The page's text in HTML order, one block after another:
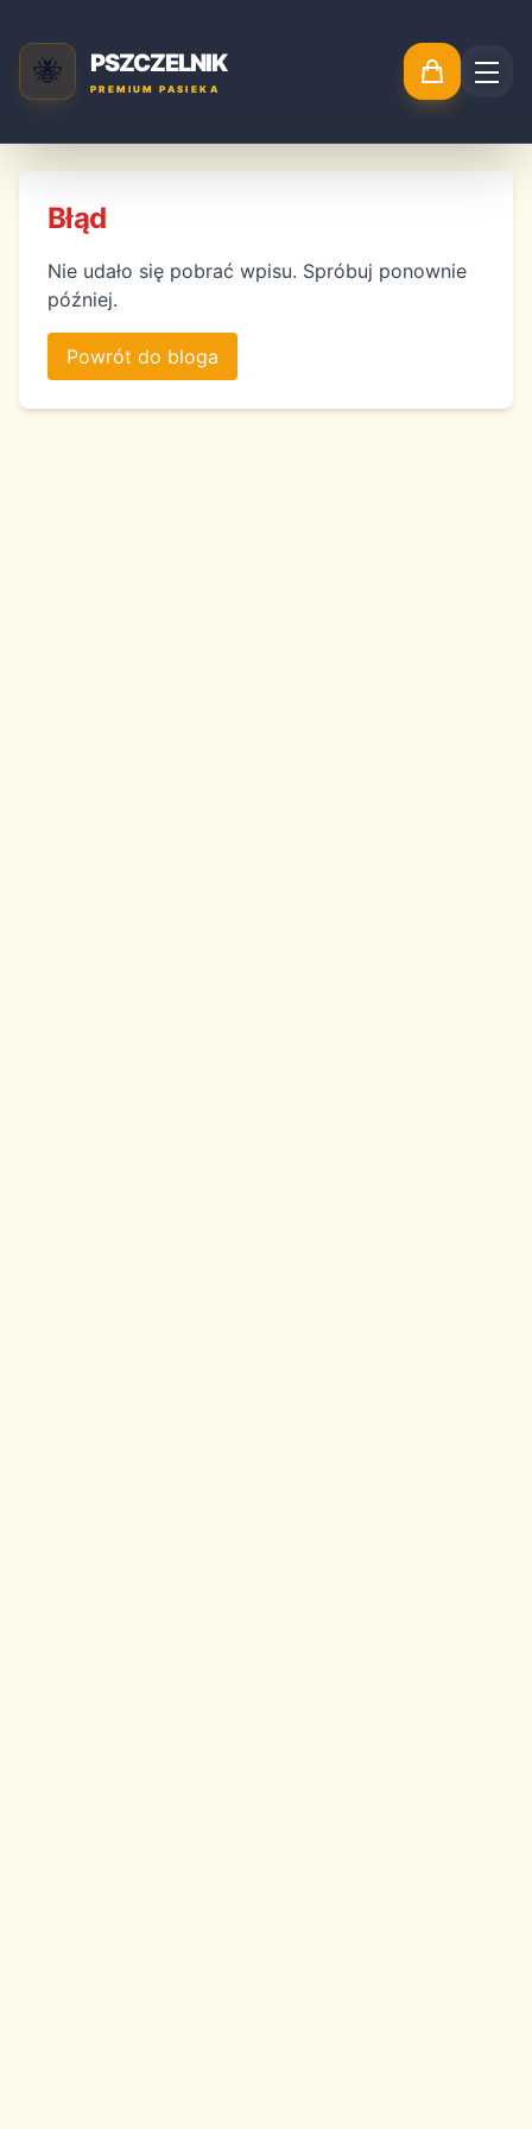
🐝 PSZCZELNIK
PREMIUM PASIEKA
Błąd
Nie udało się pobrać wpisu. Spróbuj ponownie
później.
Powrót do bloga